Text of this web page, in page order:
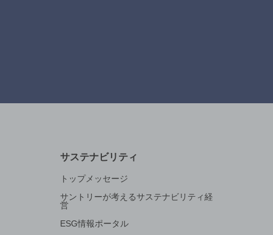
サステナビリティ
トップメッセージ
サントリーが考えるサステナビリティ経
営
ESG情報ポータル